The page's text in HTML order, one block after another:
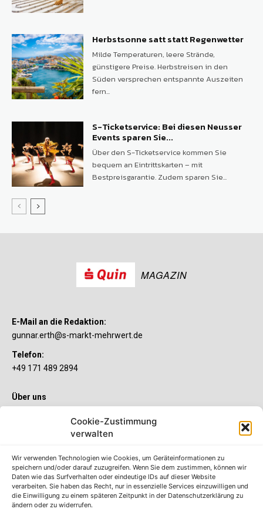
Cookie-Zustimmung
verwalten
Wir verwenden Technologien wie Cookies, um Geräteinformationen zu
speichern und/oder darauf zuzugreifen. Wenn Sie dem zustimmen, können wir
Daten wie das Surfverhalten oder eindeutige IDs auf dieser Website
verarbeiten. Sie haben das Recht, nur in essenzielle Services einzuwilligen und
die Einwilligung zu einem späteren Zeitpunkt in der Datenschutzerklärung zu
ändern oder zu widerrufen.
Herbstsonne satt statt Regenwetter
Milde Temperaturen, leere Strände,
günstigere Preise. Herbstreisen in den
Süden versprechen entspannte Auszeiten
fern...
S-Ticketservice: Bei diesen Neusser
Events sparen Sie...
Über den S-Ticketservice kommen Sie
bequem an Eintrittskarten – mit
Bestpreisgarantie. Zudem sparen Sie...
MAGAZIN
E-Mail an die Redaktion:
gunnar.erth@s-markt-mehrwert.de
Telefon:
+49 171 489 2894
Über uns
Sie wollen mehr als ein gewöhnliches Girokonto? Dann ist unser
S-Quin Konto genau das Richtige für Sie. Die beiden
etliche Inklusivleistungen. Im S-Quin Magazin erfahren Sie
immer, was es Neues gibt.
Die S-Quin Kontomodelle